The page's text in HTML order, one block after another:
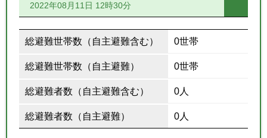
2022年08月11日 12時30分
総避難世帯数（自主避難含む） 0世帯
総避難世帯数（自主避難） 0世帯
総避難者数（自主避難含む） 0人
総避難者数（自主避難） 0人